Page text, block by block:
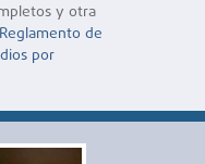
y otra
Reglamento de
por